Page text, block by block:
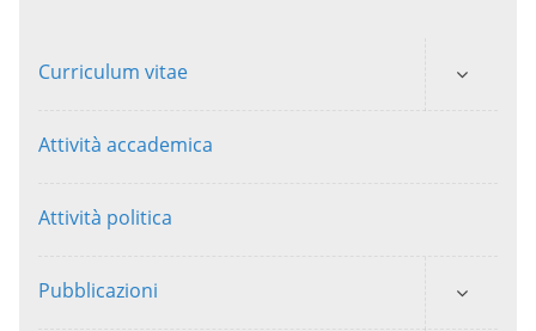
Curriculum vitae
Attività accademica
Attività politica
Pubblicazioni